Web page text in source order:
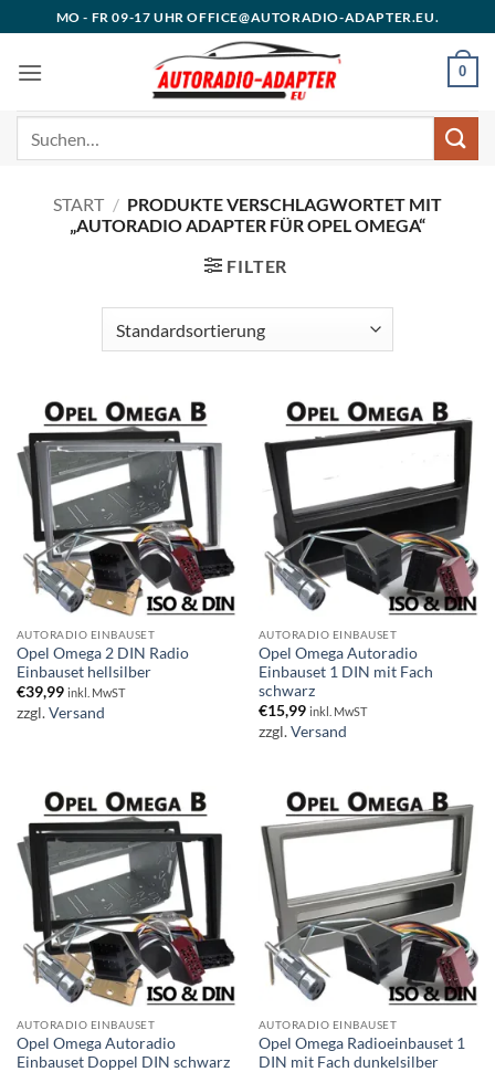
Inhalt
springen
MO - FR 09-17 UHR OFFICE@AUTORADIO-ADAPTER.EU.
0
START / PRODUKTE VERSCHLAGWORTET MIT
„AUTORADIO ADAPTER FÜR OPEL OMEGA“
FILTER
AUTORADIO EINBAUSET
Opel Omega 2 DIN Radio
Einbauset hellsilber
€39,99 inkl. MwST
zzgl.Versand
AUTORADIO EINBAUSET
Opel Omega Autoradio
Einbauset 1 DIN mit Fach
schwarz
€15,99 inkl. MwST
zzgl.Versand
AUTORADIO EINBAUSET
Opel Omega Autoradio
Einbauset Doppel DIN schwarz
AUTORADIO EINBAUSET
Opel Omega Radioeinbauset 1
DIN mit Fach dunkelsilber